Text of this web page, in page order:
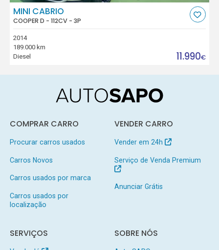
MINI CABRIO
COOPER D - 112CV - 3P
2014
189.000 km
Diesel
11.990€
COMPRAR CARRO
Procurar carros usados
Carros Novos
Carros usados por marca
Carros usados por
localização
VENDER CARRO
Vender em 24h
Serviço de Venda Premium
Anunciar Grátis
SERVIÇOS SOBRE NÓS